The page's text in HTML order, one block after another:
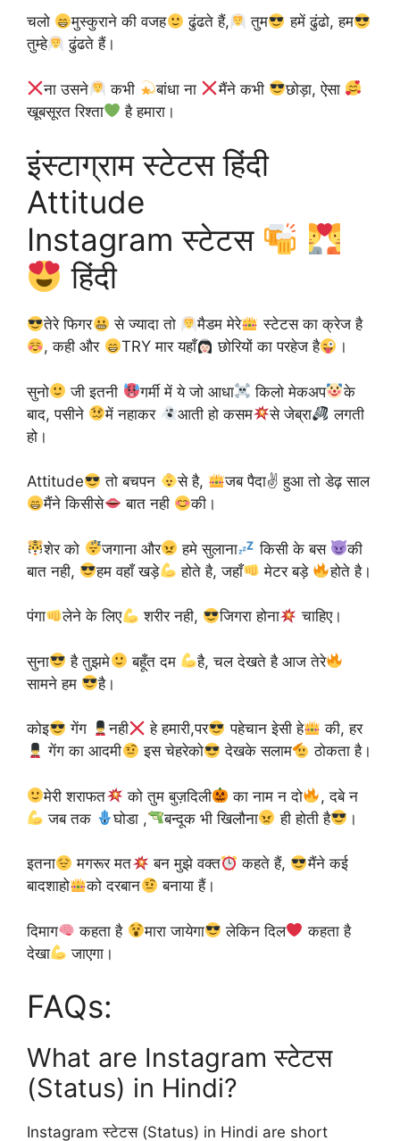
चलो मुस्कुराने की वजह ढुंढते हैं, तुम
हमें ढुंढो, हम
तुम्हे
ढुंढते हैं।
ना उसने कभी बांधा ना मैंने कभी
छोड़ा, ऐसा
खूबसूरत रिश्ता
है हमारा।
इंस्टाग्राम स्टेटस हिंदी
Attitude
Instagram स्टेटस
हिंदी
तेरे फिगर से ज्यादा तो मैडम मेरे
स्टेटस का क्रेज है
, कही और
TRY मार यहाँ छोरियों का परहेज है ।
सुनो जी इतनी गर्मी में ये जो आधा किलो मेकअप
के
बाद, पसीने
में नहाकर आती हो कसम से जेब्रा
लगती
हो।
Attitude तो बचपन से है, जब पैदा✌ हुआ तो डेढ़ साल
मैंने किसीसे
बात नही की।
शेर को जगाना और हमे सुलाना किसी के बस
की
बात नही,
हम वहाँ खड़े होते है, जहाँ मेटर बड़े होते है।
पंगा लेने के लिए शरीर नही, जिगरा होना चाहिए।
सुना है तुझमे बहूँत दम
है, चल देखते है आज तेरे
सामने हम
है।
कोइ गेंग नही हे हमारी,पर पहेचान इेसी हे
की, हर
गेंग का आदमी
इस चेहरेको देखके सलाम ठोकता है।
मेरी शराफत को तुम बुज़दिली का नाम न दो
, दबे न
जब तक
घोडा , बन्दूक भी खिलौना ही होती है ।
इतना मगरूर मत बन मुझे वक्त कहते हैं,
मैंने कई
बादशाहो
को दरबान बनाया हैं।
दिमाग कहता है मारा जायेगा लेकिन दिल
कहता है
देखा
जाएगा।
FAQs:
What are Instagram स्टेटस
(Status) in Hindi?
Instagram स्टेटस (Status) in Hindi are short